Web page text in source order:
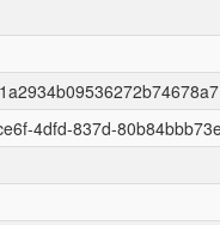
4dfd-837d-